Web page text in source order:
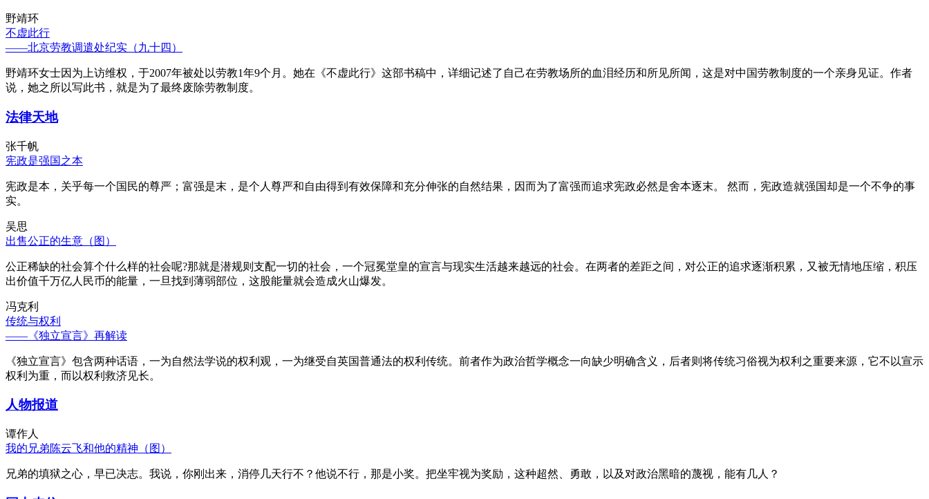
野靖环
不虚此行
——北京劳教调遣处纪实（九十四）
野靖环女士因为上访维权，于2007年被处以劳教1年9个月。她在《不虚此行》这部书稿中，详细记述了自己在劳教场所的血泪经历和所见所闻，这是对中国劳教制度的一个亲身见证。作者
说，她之所以写此书，就是为了最终废除劳教制度。
法律天地
张千帆
宪政是强国之本
宪政是本，关乎每一个国民的尊严；富强是末，是个人尊严和自由得到有效保障和充分伸张的自然结果，因而为了富强而追求宪政必然是舍本逐末。 然而，宪政造就强国却是一个不争的事
实。
吴思
出售公正的生意（图）
公正稀缺的社会算个什么样的社会呢?那就是潜规则支配一切的社会，一个冠冕堂皇的宣言与现实生活越来越远的社会。在两者的差距之间，对公正的追求逐渐积累，又被无情地压缩，积压
出价值千万亿人民币的能量，一旦找到薄弱部位，这股能量就会造成火山爆发。
冯克利
传统与权利
——《独立宣言》再解读
《独立宣言》包含两种话语，一为自然法学说的权利观，一为继受自英国普通法的权利传统。前者作为政治哲学概念一向缺少明确含义，后者则将传统习俗视为权利之重要来源，它不以宣示
权利为重，而以权利救济见长。
人物报道
谭作人
我的兄弟陈云飞和他的精神（图）
兄弟的填狱之心，早已决志。我说，你刚出来，消停几天行不？他说不行，那是小奖。把坐牢视为奖励，这种超然、勇敢，以及对政治黑暗的蔑视，能有几人？